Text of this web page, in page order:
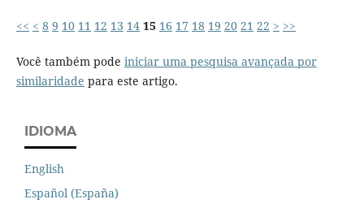
<< < 8 9 10 11 12 13 14 15 16 17 18 19 20 21 22 > >>
Você também pode iniciar uma pesquisa avançada por
similaridade para este artigo.
IDIOMA
English
Español (España)